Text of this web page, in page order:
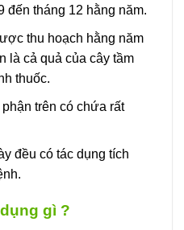
đến tháng 12 hằng năm.
thu hoạch hằng năm
là cả quả của cây tầm
thuốc.
trên có chứa rất
đều có tác dụng tích
gì ?